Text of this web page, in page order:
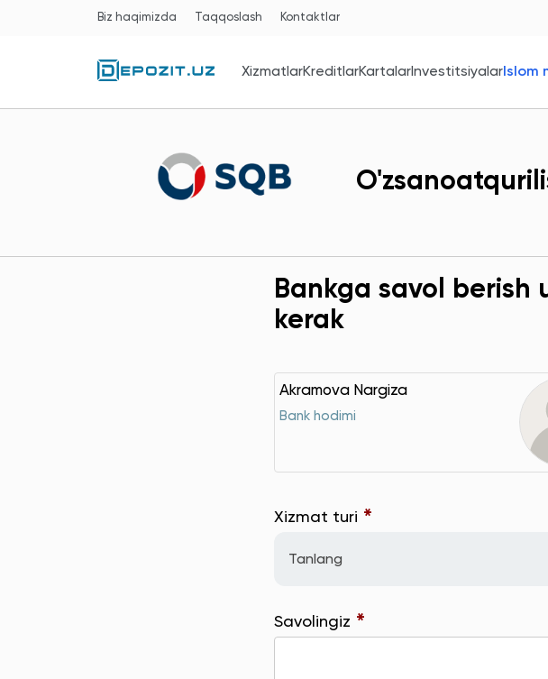
Biz haqimizda Taqqoslash Kontaktlar
XizmatlarKreditlarKartalarInvestitsiyalarIslom
Bankga savol berish
kerak
Akramova Nargiza
Bank hodimi
Xizmat turi *
Tanlang
Savolingiz *